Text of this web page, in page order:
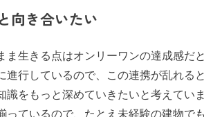
向き合いたい
生きる点はオンリーワンの達成感だ
行しているので、この連携が乱れる
をもっと深めていきたいと考えて
ているので、たとえ未経験の建物で